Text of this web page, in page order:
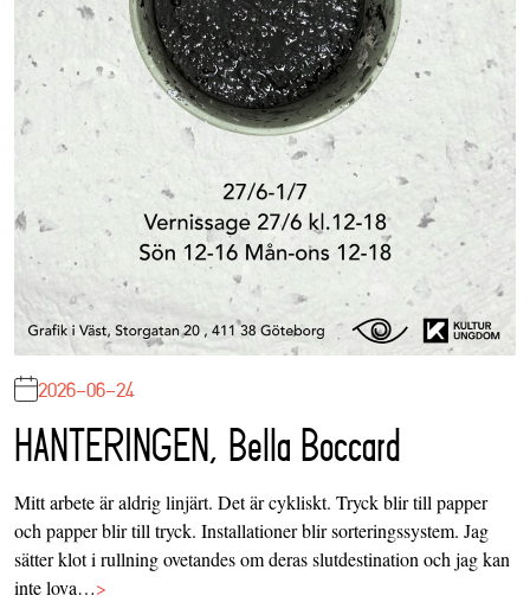
2026-06-24
HANTERINGEN, Bella Boccard
Mitt arbete är aldrig linjärt. Det är cykliskt. Tryck blir till papper
och papper blir till tryck. Installationer blir sorteringssystem. Jag
sätter klot i rullning ovetandes om deras slutdestination och jag kan
inte lova…>